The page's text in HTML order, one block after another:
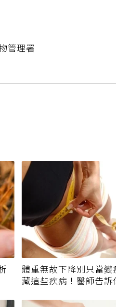
管理署
體重無故下降別只當
藏這些疾病！醫師告訴